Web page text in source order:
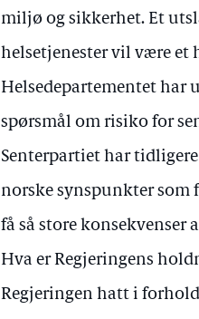
miljø og sikkerhet. Et
helsetjenester vil være et
Helsedepartementet har
spørsmål om risiko for
Senterpartiet har
norske synspunkter som
få så store konsekvenser
Hva er Regjeringens
Regjeringen hatt i